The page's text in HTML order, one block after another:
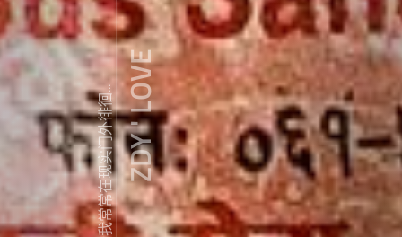
我常常在现实门外徘徊...ZDY ' LOVE